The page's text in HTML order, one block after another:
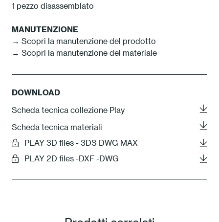
1 pezzo disassemblato
MANUTENZIONE
→ Scopri la manutenzione del prodotto
→ Scopri la manutenzione del materiale
DOWNLOAD
Scheda tecnica collezione Play
Scheda tecnica materiali
PLAY 3D files - 3DS DWG MAX
PLAY 2D files -DXF -DWG